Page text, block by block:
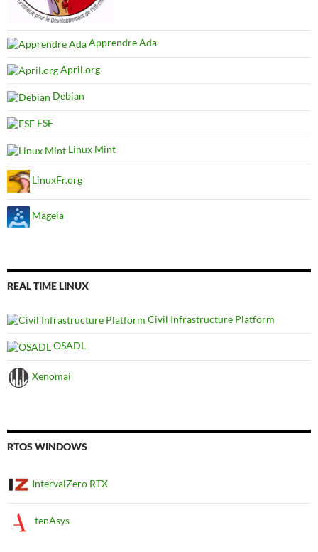
Apprendre Ada
April.org
Debian
FSF
Linux Mint
LinuxFr.org
Mageia
REAL TIME LINUX
Civil Infrastructure Platform
OSADL
Xenomai
RTOS WINDOWS
IntervalZero RTX
tenAsys